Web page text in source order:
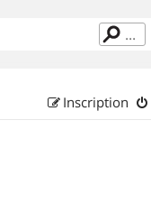
Inscription